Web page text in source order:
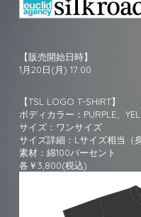
【販売開始日時】
1月20日(月) 17:00
【TSL LOGO T-SHIRT】
ボディカラー：PURPLE、
サイズ：ワンサイズ
サイズ詳細：Lサイズ相当
素材：綿100パーセント
各￥3,800(税込)